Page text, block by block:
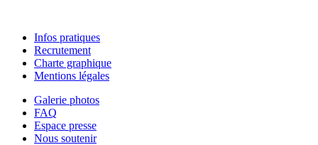
Infos pratiques
Recrutement
Charte graphique
Mentions légales
Galerie photos
FAQ
Espace presse
Nous soutenir